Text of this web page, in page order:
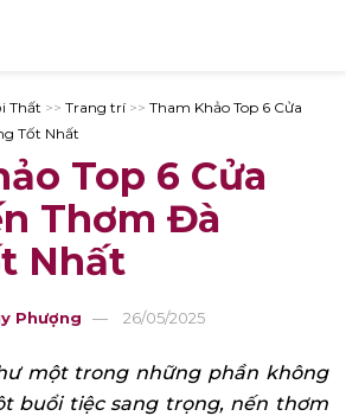
Thất >> Trang trí >> Tham Khảo Top 6 Cửa
Tốt Nhất
Top 6 Cửa
Thơm Đà
Nhất
Phượng 26/05/2025
một trong những phần không
buổi tiệc sang trọng, nến thơm